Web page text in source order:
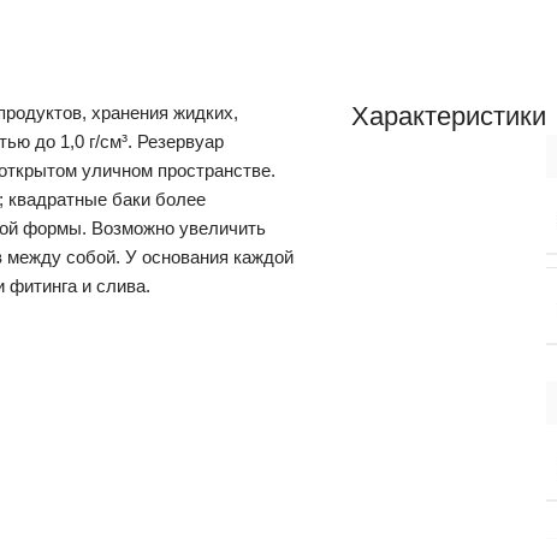
хранения жидких,
до 1,0 г/см³. Резервуар
уличном пространстве.
баки более
формы. Возможно увеличить
между собой. У основания каждой
и слива.
Характеристики